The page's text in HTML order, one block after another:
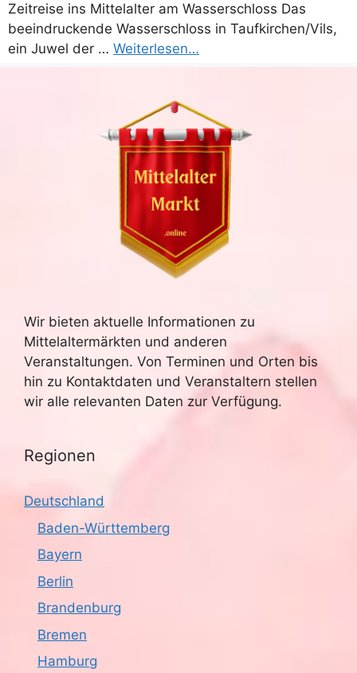
Zeitreise ins Mittelalter am Wasserschloss Das
beeindruckende Wasserschloss in Taufkirchen/Vils,
ein Juwel der … Weiterlesen…
Wir bieten aktuelle Informationen zu
Mittelaltermärkten und anderen
Veranstaltungen. Von Terminen und Orten bis
hin zu Kontaktdaten und Veranstaltern stellen
wir alle relevanten Daten zur Verfügung.
Regionen
Deutschland
Baden-Württemberg
Bayern
Berlin
Brandenburg
Bremen
Hamburg